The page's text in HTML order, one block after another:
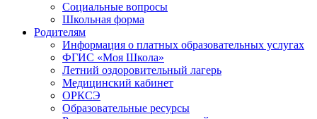
Социальные вопросы
Школьная форма
Родителям
Информация о платных образовательных услугах
ФГИС «Моя Школа»
Летний оздоровительный лагерь
Медицинский кабинет
ОРКСЭ
Образовательные ресурсы